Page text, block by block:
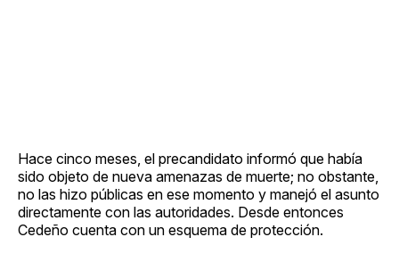
Hace cinco meses, el precandidato informó que había
sido objeto de nueva amenazas de muerte; no obstante,
no las hizo públicas en ese momento y manejó el asunto
directamente con las autoridades. Desde entonces
Cedeño cuenta con un esquema de protección.